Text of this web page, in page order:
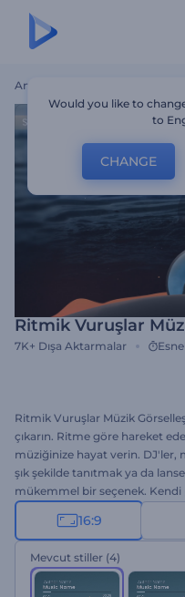
Ana Sayfa
Ritmik Vuruşlar
7K+ Dışa Aktarmalar
Ritmik Vuruşlar Müzik
çıkarın. Ritme göre hareket
müziğinize hayat verin. DJ'ler,
şık şekilde tanıtmak ya da
mükemmel bir seçenek. Kendi
adıyla özelleştirin ve
Hemen oluşturun, fanlarınızı
16:9
Mevcut stiller (4)
Would you like to
to
CHANGE